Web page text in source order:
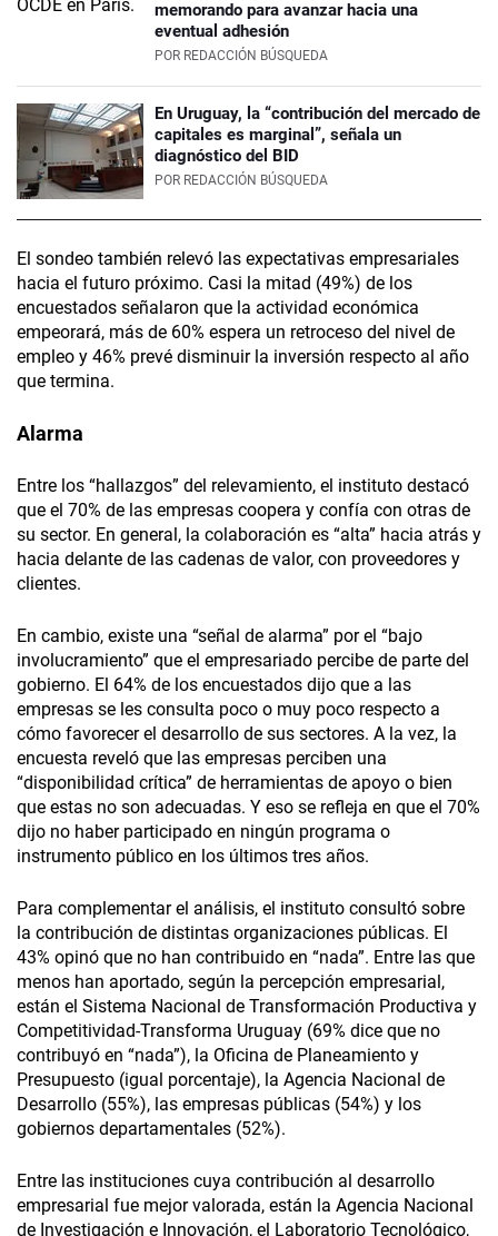
memorando para avanzar hacia una
eventual adhesión
POR REDACCIÓN BÚSQUEDA
En Uruguay, la “contribución del mercado de
capitales es marginal”, señala un
diagnóstico del BID
POR REDACCIÓN BÚSQUEDA
El sondeo también relevó las expectativas empresariales
hacia el futuro próximo. Casi la mitad (49%) de los
encuestados señalaron que la actividad económica
empeorará, más de 60% espera un retroceso del nivel de
empleo y 46% prevé disminuir la inversión respecto al año
que termina.
Alarma
Entre los “hallazgos” del relevamiento, el instituto destacó
que el 70% de las empresas coopera y confía con otras de
su sector. En general, la colaboración es “alta” hacia atrás y
hacia delante de las cadenas de valor, con proveedores y
clientes.
En cambio, existe una “señal de alarma” por el “bajo
involucramiento” que el empresariado percibe de parte del
gobierno. El 64% de los encuestados dijo que a las
empresas se les consulta poco o muy poco respecto a
cómo favorecer el desarrollo de sus sectores. A la vez, la
encuesta reveló que las empresas perciben una
“disponibilidad crítica” de herramientas de apoyo o bien
que estas no son adecuadas. Y eso se refleja en que el 70%
dijo no haber participado en ningún programa o
instrumento público en los últimos tres años.
Para complementar el análisis, el instituto consultó sobre
la contribución de distintas organizaciones públicas. El
43% opinó que no han contribuido en “nada”. Entre las que
menos han aportado, según la percepción empresarial,
están el Sistema Nacional de Transformación Productiva y
Competitividad-Transforma Uruguay (69% dice que no
contribuyó en “nada”), la Oficina de Planeamiento y
Presupuesto (igual porcentaje), la Agencia Nacional de
Desarrollo (55%), las empresas públicas (54%) y los
gobiernos departamentales (52%).
Entre las instituciones cuya contribución al desarrollo
empresarial fue mejor valorada, están la Agencia Nacional
de Investigación e Innovación, el Laboratorio Tecnológico,